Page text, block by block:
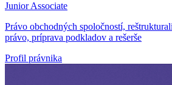
Junior Associate
Právo obchodných spoločností,
právo, príprava podkladov a rešerše
Profil právnika